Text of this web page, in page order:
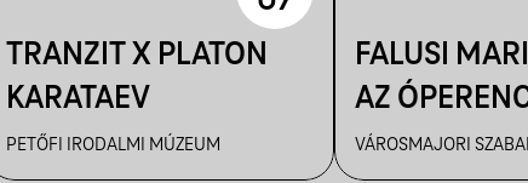
TRANZIT X PLATON
KARATAEV
PETŐFI IRODALMI MÚZEUM
FALUSI
AZ
VÁROSMAJORI